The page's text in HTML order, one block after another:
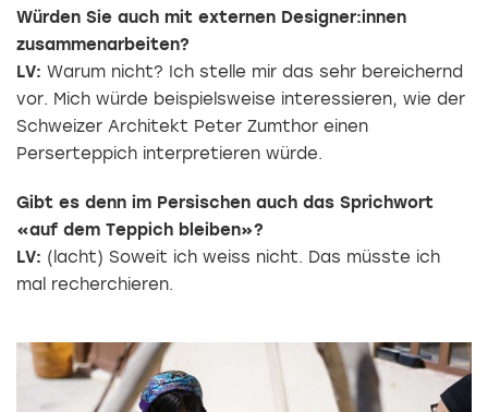
Würden Sie auch mit externen Designer:innen
zusammenarbeiten?
LV: Warum nicht? Ich stelle mir das sehr bereichernd
vor. Mich würde beispielsweise interessieren, wie der
Schweizer Architekt Peter Zumthor einen
Perserteppich interpretieren würde.
Gibt es denn im Persischen auch das Sprichwort
«auf dem Teppich bleiben»?
LV: (lacht) Soweit ich weiss nicht. Das müsste ich
mal recherchieren.